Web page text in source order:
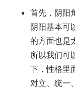
首先，阴阳
阴阳基本可
的方面也是
所以我们可
下，性格里
对立、统一